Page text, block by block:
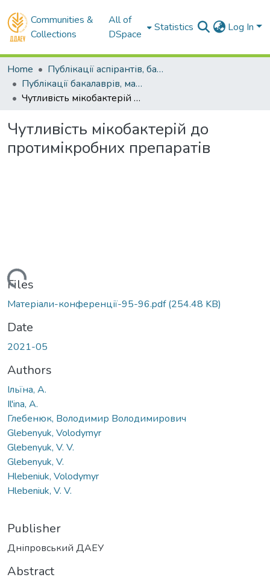
Communities &
Collections
All of
DSpace
Statistics Log In
Home
Публікації аспірантів, бакалаврів, магістрів
Публікації бакалаврів, магістрів
Чутливість мікобактерій до протимікробних препаратів
Чутливість мікобактерій до
протимікробних препаратів
Files
Матеріали-конференції-95-96.pdf(254.48 KB)
Date
2021-05
Authors
Ільїна, А.
Il'ina, A.
Глебенюк, Володимир Володимирович
Glebenyuk, Volodymyr
Glebenyuk, V. V.
Glebenyuk, V.
Hlebeniuk, Volodymyr
Hlebeniuk, V. V.
Publisher
Дніпровський ДАЕУ
Abstract